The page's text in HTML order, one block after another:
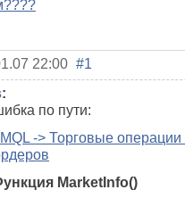
22:00 #1
:
по пути:
-> Торговые
MarketInfo()